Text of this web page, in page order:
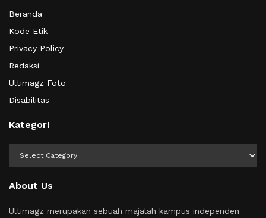
Beranda
Kode Etik
Privacy Policy
Redaksi
Ultimagz Foto
Disabilitas
Kategori
About Us
Ultimagz merupakan sebuah majalah kampus independen